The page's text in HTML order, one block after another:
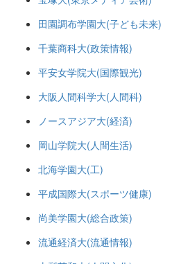
田園調布学園大(子ども未来)
千葉商科大(政策情報)
平安女学院大(国際観光)
大阪人間科学大(人間科)
ノースアジア大(経済)
岡山学院大(人間生活)
北海学園大(工)
平成国際大(スポーツ健康)
尚美学園大(総合政策)
流通経済大(流通情報)